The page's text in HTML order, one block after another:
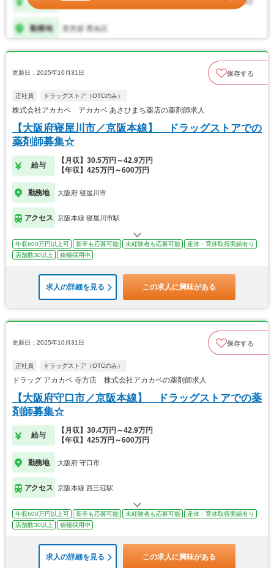
更新日：2025年10月31日 保存する
正社員 ドラッグストア（OTCのみ）
株式会社アカカベ アカカベ あさひまち薬店の薬剤師求人
【大阪府寝屋川市／京阪本線】 ドラッグストアでの
薬剤師募集☆
給与
【月収】30.5万円～42.9万円
【年収】425万円～600万円
勤務地 大阪府 寝屋川市
アクセス 京阪本線 寝屋川市駅
年収600万円以上可 新卒も応募可能 未経験者も応募可能
産休・育休取得実績有り
店舗数30以上
積極採用中
求人の詳細を見る この求人に興味がある
更新日：2025年10月31日 保存する
正社員 ドラッグストア（OTCのみ）
ドラッグ アカカベ 寺方店 株式会社アカカベの薬剤師求人
【大阪府守口市／京阪本線】 ドラッグストアでの薬
剤師募集☆
給与
【月収】30.4万円～42.9万円
【年収】425万円～600万円
勤務地 大阪府 守口市
アクセス 京阪本線 西三荘駅
年収600万円以上可 新卒も応募可能 未経験者も応募可能
産休・育休取得実績有り
店舗数30以上
積極採用中
求人の詳細を見る この求人に興味がある